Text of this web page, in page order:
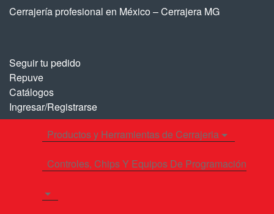
Saltar
Saltar
Cerrajería profesional en México – Cerrajera MG
Seguir tu pedido
Repuve
Catálogos
Ingresar/Registrarse
Productos y Herramientas de Cerrajeria
Controles, Chips Y Equipos De Programación